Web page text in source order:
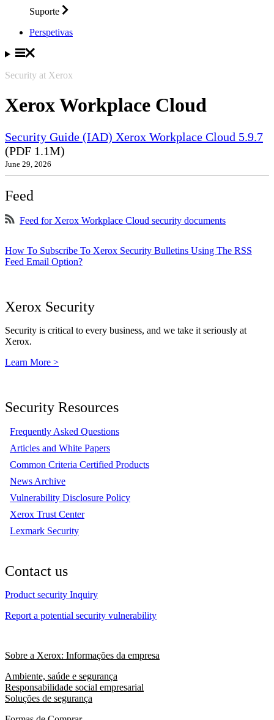
Suporte
Perspetivas
Security at Xerox
Xerox Workplace Cloud
Security Guide (IAD) Xerox Workplace Cloud 5.9.7
(PDF 1.1M)
June 29, 2026
Feed
Feed for Xerox Workplace Cloud security documents
How To Subscribe To Xerox Security Bulletins Using The RSS
Feed Email Option?
Xerox Security
Security is critical to every business, and we take it seriously at
Xerox.
Learn More >
Security Resources
Frequently Asked Questions
Articles and White Papers
Common Criteria Certified Products
News Archive
Vulnerability Disclosure Policy
Xerox Trust Center
Lexmark Security
Contact us
Product security Inquiry
Report a potential security vulnerability
Sobre a Xerox: Informações da empresa
Ambiente, saúde e segurança
Responsabilidade social empresarial
Soluções de segurança